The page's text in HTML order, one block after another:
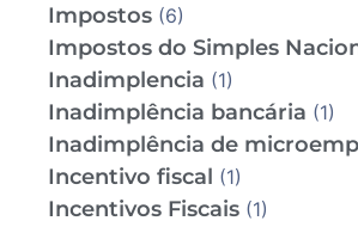
Impostos (6)
Impostos do Simples
Inadimplencia (1)
Inadimplência bancária (1)
Inadimplência de
Incentivo fiscal (1)
Incentivos Fiscais (1)